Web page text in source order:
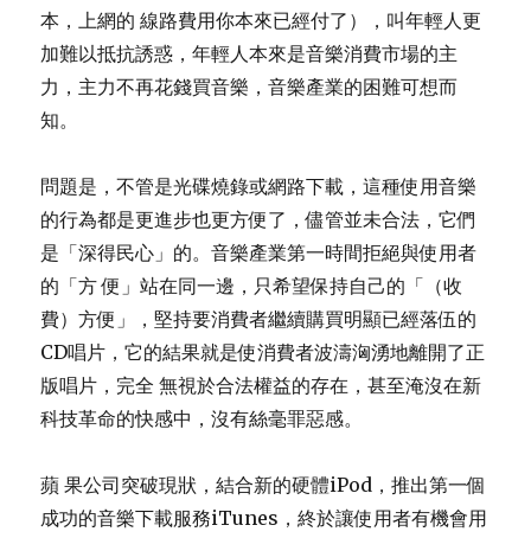
本，上網的 線路費用你本來已經付了），叫年輕人更
加難以抵抗誘惑，年輕人本來是音樂消費市場的主
力，主力不再花錢買音樂，音樂產業的困難可想而
知。
問題是，不管是光碟燒錄或網路下載，這種使用音樂
的行為都是更進步也更方便了，儘管並未合法，它們
是「深得民心」的。音樂產業第一時間拒絕與使用者
的「方 便」站在同一邊，只希望保持自己的「（收
費）方便」，堅持要消費者繼續購買明顯已經落伍的
CD唱片，它的結果就是使消費者波濤洶湧地離開了正
版唱片，完全 無視於合法權益的存在，甚至淹沒在新
科技革命的快感中，沒有絲毫罪惡感。
蘋 果公司突破現狀，結合新的硬體iPod，推出第一個
成功的音樂下載服務iTunes，終於讓使用者有機會用